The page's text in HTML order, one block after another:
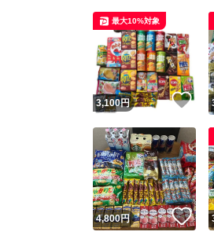
3,100円 い
最大10%対象
4,800円 い